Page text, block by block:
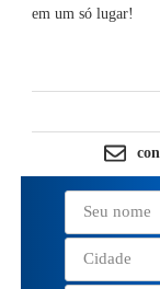
em um só lugar!